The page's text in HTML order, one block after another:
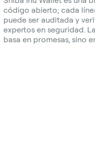
código abierto; cada
puede ser auditada y
expertos en seguridad.
basa en promesas, sino